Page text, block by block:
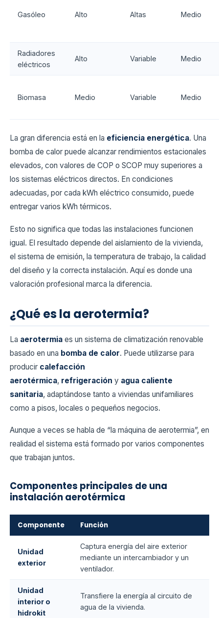
Gasóleo Alto Altas Medio
Radiadores
eléctricos
Alto Variable Medio
Biomasa Medio Variable Medio
La gran diferencia está en la eficiencia energética. Una
bomba de calor puede alcanzar rendimientos estacionales
elevados, con valores de COP o SCOP muy superiores a
los sistemas eléctricos directos. En condiciones
adecuadas, por cada kWh eléctrico consumido, puede
entregar varios kWh térmicos.
Esto no significa que todas las instalaciones funcionen
igual. El resultado depende del aislamiento de la vivienda,
el sistema de emisión, la temperatura de trabajo, la calidad
del diseño y la correcta instalación. Aquí es donde una
valoración profesional marca la diferencia.
¿Qué es la aerotermia?
La aerotermia es un sistema de climatización renovable
basado en una bomba de calor. Puede utilizarse para
producir calefacción
aerotérmica, refrigeración y agua caliente
sanitaria, adaptándose tanto a viviendas unifamiliares
como a pisos, locales o pequeños negocios.
Aunque a veces se habla de “la máquina de aerotermia”, en
realidad el sistema está formado por varios componentes
que trabajan juntos.
Componentes principales de una
instalación aerotérmica
Componente Función
Unidad
exterior
Captura energía del aire exterior
mediante un intercambiador y un
ventilador.
Unidad
interior o
hidrokit
Transfiere la energía al circuito de
agua de la vivienda.